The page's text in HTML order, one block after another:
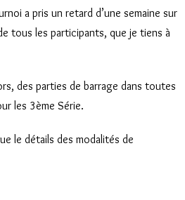
a pris un retard d’une semaine sur
tous les participants, que je tiens à
des parties de barrage dans toutes
les 3ème Série.
le détails des modalités de